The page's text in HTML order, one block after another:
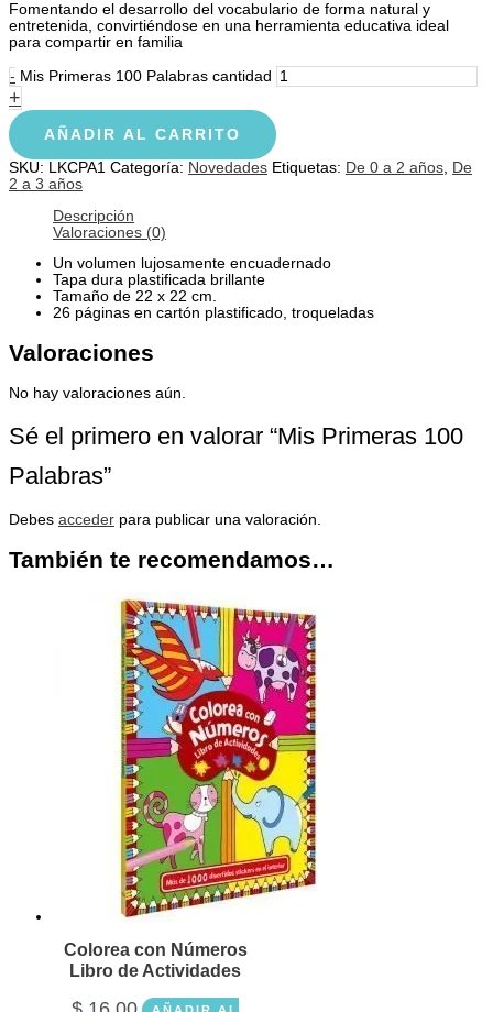
Fomentando el desarrollo del vocabulario de forma natural y
entretenida, convirtiéndose en una herramienta educativa ideal
para compartir en familia
- Mis Primeras 100 Palabras cantidad
+
AÑADIR AL CARRITO
SKU:
LKCPA1 Categoría: Novedades Etiquetas: De 0 a 2 años
De
2 a 3 años
Descripción
Valoraciones (0)
Un volumen lujosamente encuadernado
Tapa dura plastificada brillante
Tamaño de 22 x 22 cm.
26 páginas en cartón plastificado, troqueladas
Valoraciones
No hay valoraciones aún.
Sé el primero en valorar “Mis Primeras 100
Palabras”
Debes acceder para publicar una valoración.
También te recomendamos…
Colorea con Números
Libro de Actividades